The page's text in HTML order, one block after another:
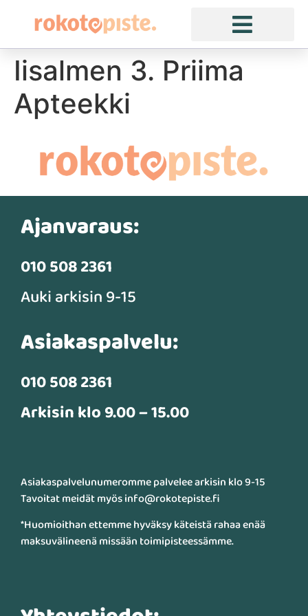
Iisalmen 3. Priima
Apteekki
Ajanvaraus:
010 508 2361
Auki arkisin 9-15
Asiakaspalvelu:
010 508 2361
Arkisin klo 9.00 – 15.00
Asiakaspalvelunumeromme palvelee arkisin klo 9-15
Tavoitat meidät myös info@rokotepiste.fi
*Huomioithan ettemme hyväksy käteistä rahaa enää
maksuvälineenä missään toimipisteessämme.